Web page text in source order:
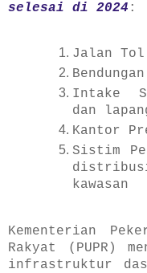
selesai di 2024 :
Jalan Tol
Intake
dan
Kantor
Sistim
kawasan
Kementerian
Rakyat (PUPR)
infrastruktur